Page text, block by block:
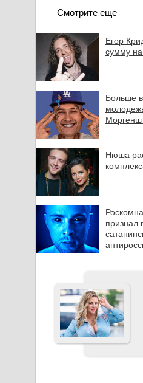
Смотрите еще
Егор
сумму на
Больше
Нюша
признал